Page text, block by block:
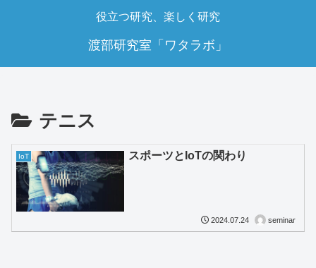
役立つ研究、楽しく研究
渡部研究室「ワタラボ」
テニス
IoT スポーツとIoTの関わり
2024.07.24 seminar